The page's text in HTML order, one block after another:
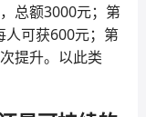
总额3000元；第
人可获600元；第
提升。以此类